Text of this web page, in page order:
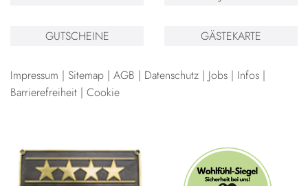
GUTSCHEINE GÄSTEKARTE
Impressum Sitemap AGB Datenschutz Jobs
Infos
Barrierefreiheit
Cookie